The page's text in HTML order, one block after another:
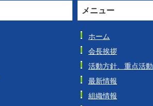
メニュー
ホーム
会長挨拶
活動方針、重点活動
最新情報
組織情報